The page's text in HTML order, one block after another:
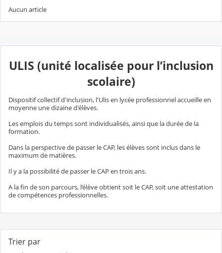
Aucun article
ULIS (unité localisée pour l’inclusion
scolaire)
Dispositif collectif d'inclusion, l'Ulis en lycée professionnel accueille en
moyenne une dizaine d'élèves.
Les emplois du temps sont individualisés, ainsi que la durée de la
formation.
Dans la perspective de passer le CAP, les élèves sont inclus dans le
maximum de matières.
Il y a la possibilité de passer le CAP en trois ans.​
A la fin de son parcours, l’élève obtient soit le CAP, soit une attestation
de compétences professionnelles.
Trier par